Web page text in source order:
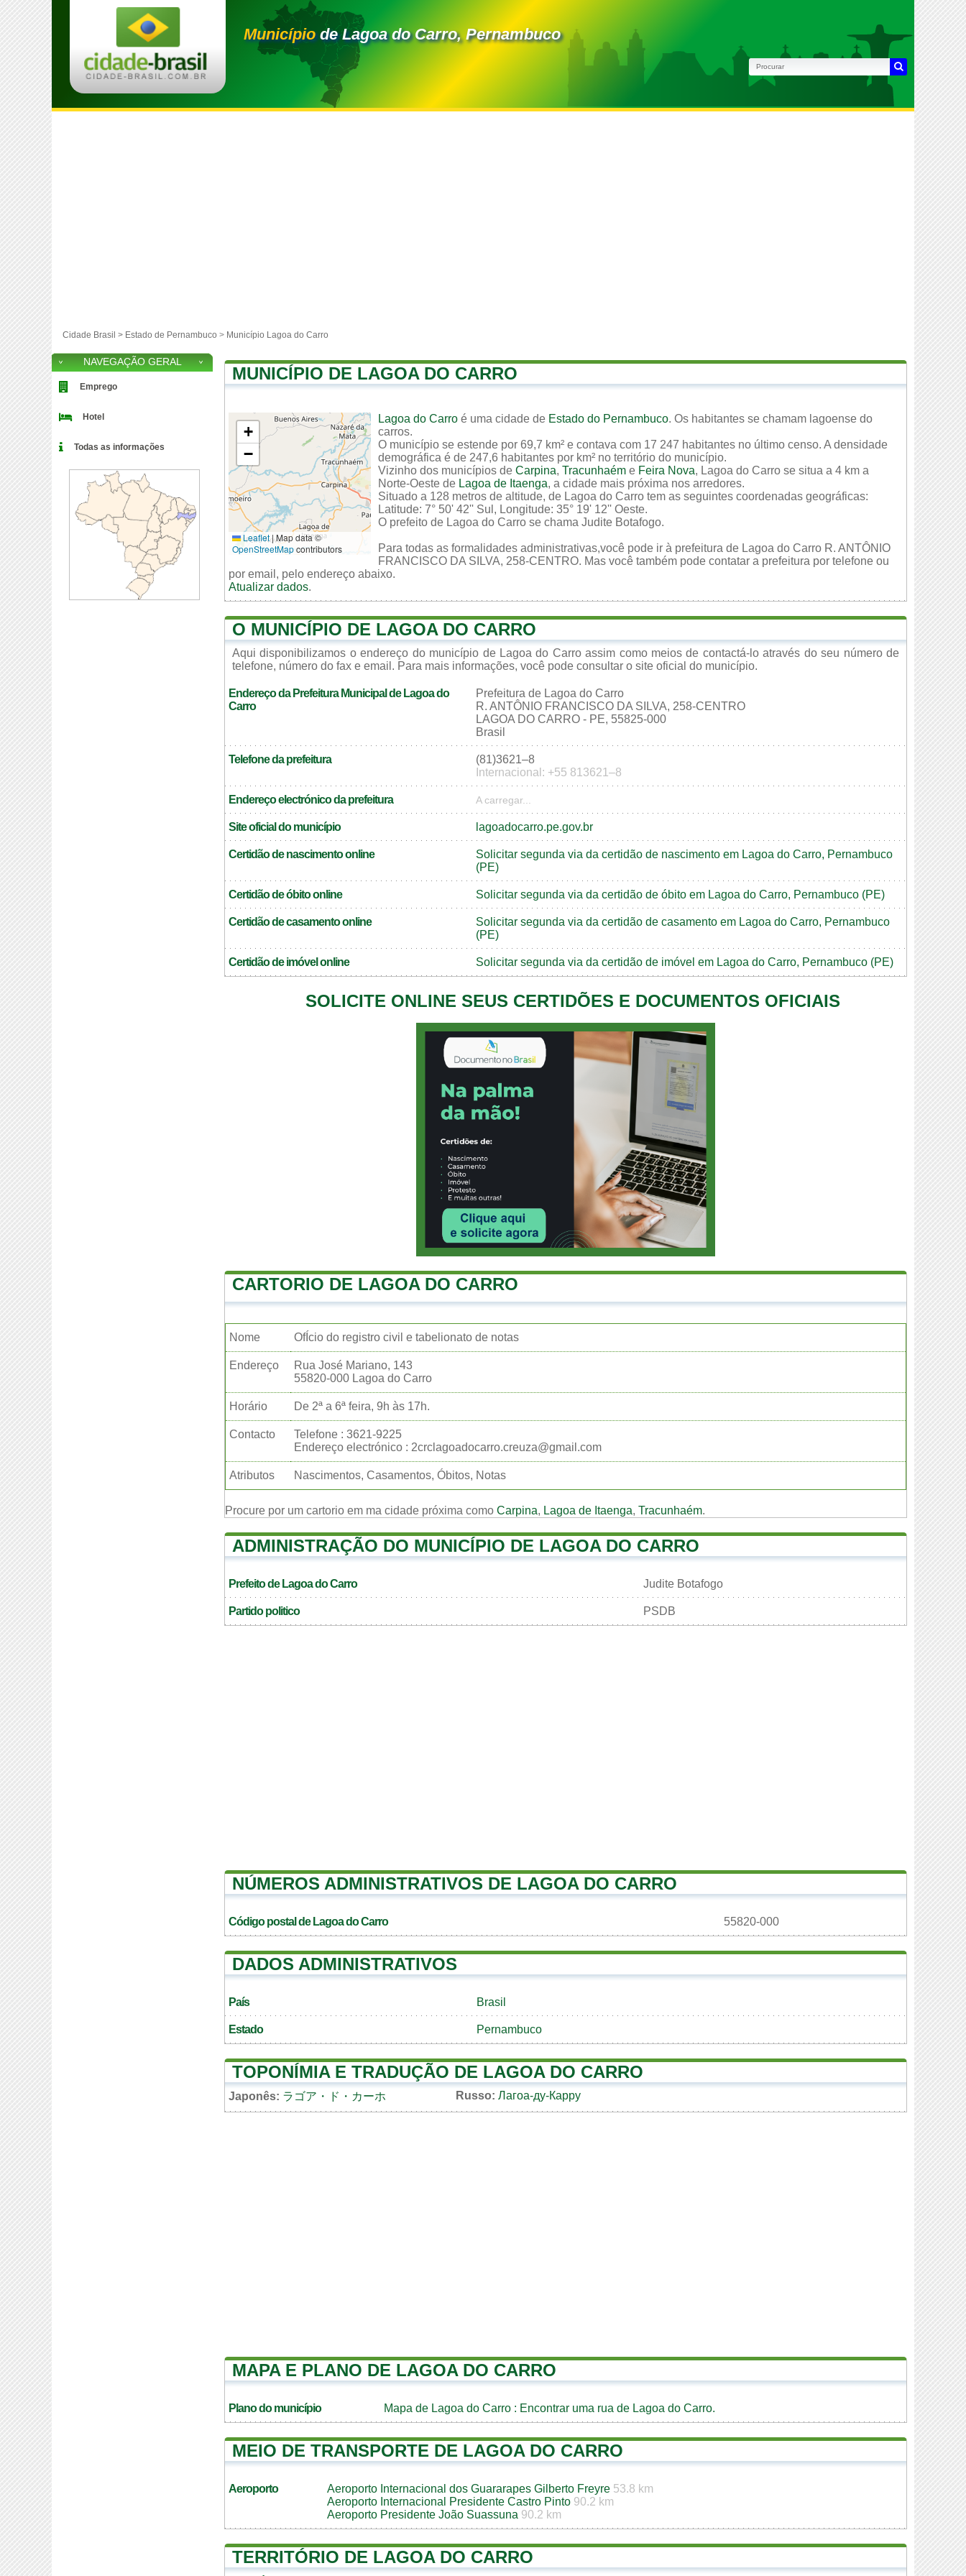
Municípiode Lagoa do Carro, Pernambuco
Cidade Brasil > Estado de Pernambuco > Município Lagoa do Carro
MUNICÍPIO DE LAGOA DO CARRO
+
−
Leaflet|Map data ©
OpenStreetMapcontributors
Lagoa do Carro é uma cidade de Estado do Pernambuco. Os habitantes se chamam lagoense do
carros.
O município se estende por 69,7 km² e contava com 17 247 habitantes no último censo. A densidade
demográfica é de 247,6 habitantes por km² no território do município.
Vizinho dos municípios de Carpina, Tracunhaém e Feira Nova, Lagoa do Carro se situa a 4 km a
Norte-Oeste de Lagoa de Itaenga, a cidade mais próxima nos arredores.
Situado a 128 metros de altitude, de Lagoa do Carro tem as seguintes coordenadas geográficas:
Latitude: 7° 50' 42'' Sul, Longitude: 35° 19' 12'' Oeste.
O prefeito de Lagoa do Carro se chama Judite Botafogo.
Para todas as formalidades administrativas,você pode ir à prefeitura de Lagoa do Carro R. ANTÔNIO
FRANCISCO DA SILVA, 258-CENTRO. Mas você também pode contatar a prefeitura por telefone ou
por email, pelo endereço abaixo.
Atualizar dados.
O MUNICÍPIO DE LAGOA DO CARRO
Aqui disponibilizamos o endereço do município de Lagoa do Carro assim como meios de contactá-lo através do seu número de
telefone, número do fax e email. Para mais informações, você pode consultar o site oficial do município.
Endereço da Prefeitura Municipal de Lagoa do
Carro
Prefeitura de Lagoa do Carro
R. ANTÔNIO FRANCISCO DA SILVA, 258-CENTRO
LAGOA DO CARRO - PE, 55825-000
Brasil
Telefone da prefeitura
(81)3621–8
Internacional: +55 813621–8
Endereço electrónico da prefeitura A carregar...
Site oficial do município lagoadocarro.pe.gov.br
Certidão de nascimento online
Solicitar segunda via da certidão de nascimento em Lagoa do Carro, Pernambuco
(PE)
Certidão de óbito online Solicitar segunda via da certidão de óbito em Lagoa do Carro, Pernambuco (PE)
Certidão de casamento online
Solicitar segunda via da certidão de casamento em Lagoa do Carro, Pernambuco
(PE)
Certidão de imóvel online Solicitar segunda via da certidão de imóvel em Lagoa do Carro, Pernambuco (PE)
SOLICITE ONLINE SEUS CERTIDÕES E DOCUMENTOS OFICIAIS
CARTORIO DE LAGOA DO CARRO
Nome OfÍcio do registro civil e tabelionato de notas
Endereço
Rua José Mariano, 143
55820-000 Lagoa do Carro
Horário De 2ª a 6ª feira, 9h às 17h.
Contacto
Telefone : 3621-9225
Endereço electrónico : 2crclagoadocarro.creuza@gmail.com
Atributos Nascimentos, Casamentos, Óbitos, Notas
Procure por um cartorio em ma cidade próxima como Carpina, Lagoa de Itaenga, Tracunhaém.
ADMINISTRAÇÃO DO MUNICÍPIO DE LAGOA DO CARRO
Prefeito de Lagoa do Carro Judite Botafogo
Partido politico PSDB
NÚMEROS ADMINISTRATIVOS DE LAGOA DO CARRO
Código postal de Lagoa do Carro 55820-000
DADOS ADMINISTRATIVOS
País Brasil
Estado Pernambuco
TOPONÍMIA E TRADUÇÃO DE LAGOA DO CARRO
Japonês: ラゴア・ド・カーホ Russo: Лагоа-ду-Карру
MAPA E PLANO DE LAGOA DO CARRO
Plano do município Mapa de Lagoa do Carro : Encontrar uma rua de Lagoa do Carro.
MEIO DE TRANSPORTE DE LAGOA DO CARRO
Aeroporto Aeroporto Internacional dos Guararapes Gilberto Freyre 53.8 km
Aeroporto Internacional Presidente Castro Pinto 90.2 km
Aeroporto Presidente João Suassuna 90.2 km
TERRITÓRIO DE LAGOA DO CARRO
NAVEGAÇÃO GERAL
Emprego
Hotel
Todas as informações